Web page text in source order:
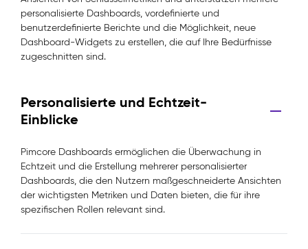
personalisierte Dashboards, vordefinierte und
benutzerdefinierte Berichte und die Möglichkeit, neue
Dashboard-Widgets zu erstellen, die auf Ihre Bedürfnisse
zugeschnitten sind.
Personalisierte und Echtzeit-
Einblicke
Pimcore Dashboards ermöglichen die Überwachung in
Echtzeit und die Erstellung mehrerer personalisierter
Dashboards, die den Nutzern maßgeschneiderte Ansichten
der wichtigsten Metriken und Daten bieten, die für ihre
spezifischen Rollen relevant sind.